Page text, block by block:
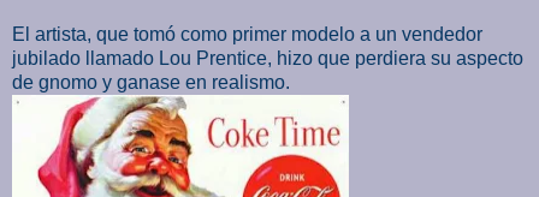
El artista, que tomó como primer modelo a un vendedor
jubilado llamado Lou Prentice, hizo que perdiera su aspecto
de gnomo y ganase en realismo.